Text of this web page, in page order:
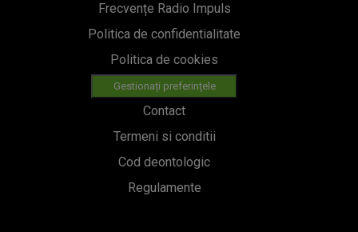
Frecvențe Radio Impuls
Politica de confidentialitate
Politica de cookies
Gestionați preferințele
Contact
Termeni si conditii
Cod deontologic
Regulamente